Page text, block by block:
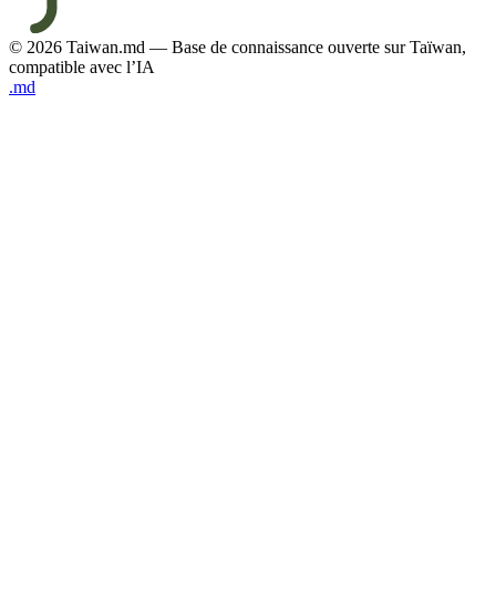
© 2026 Taiwan.md — Base de connaissance ouverte sur Taïwan,
compatible avec l’IA
.md